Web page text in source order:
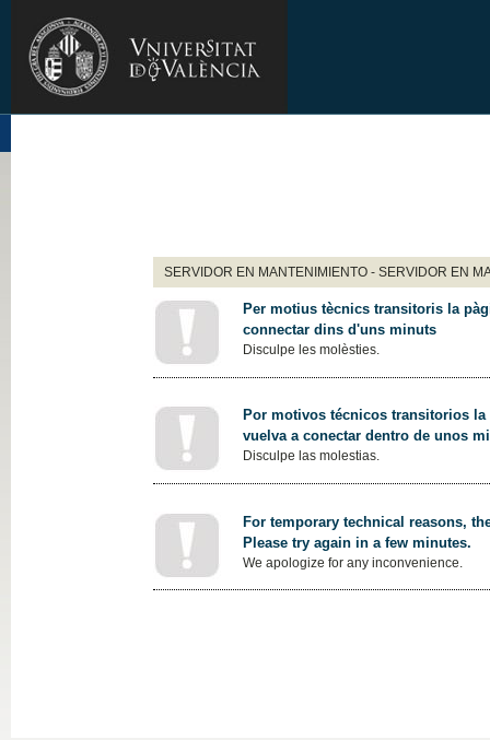
SERVIDOR EN MANTENIMIENTO - SERVIDOR EN
Per motius tècnics transitoris la
connectar dins d'uns minuts
Disculpe les molèsties.
Por motivos técnicos transitorios
vuelva a conectar dentro de unos
Disculpe las molestias.
For temporary technical reasons,
Please try again in a few minutes.
We apologize for any inconvenience.